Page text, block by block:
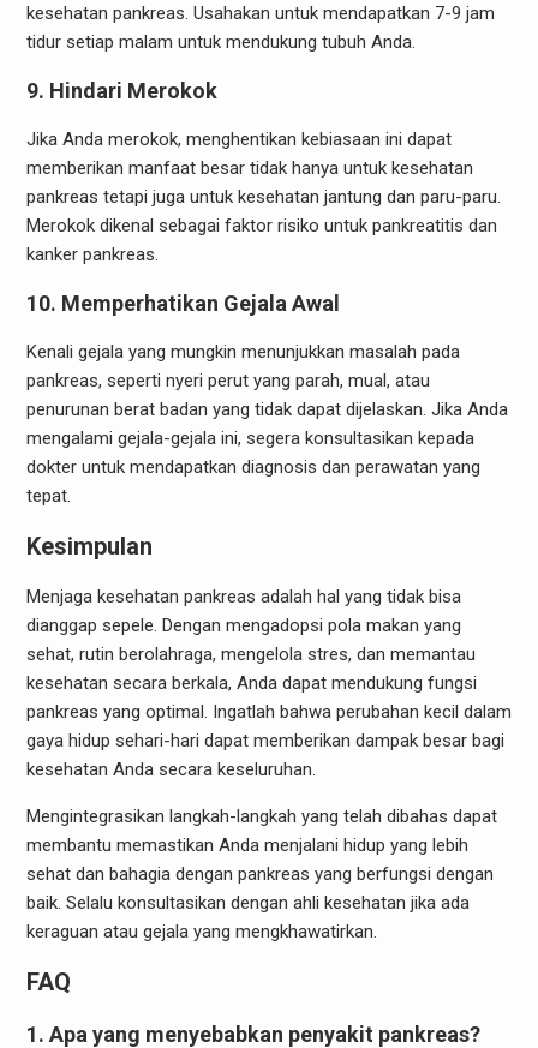
kesehatan pankreas. Usahakan untuk mendapatkan 7-9 jam
tidur setiap malam untuk mendukung tubuh Anda.
9. Hindari Merokok
Jika Anda merokok, menghentikan kebiasaan ini dapat
memberikan manfaat besar tidak hanya untuk kesehatan
pankreas tetapi juga untuk kesehatan jantung dan paru-paru.
Merokok dikenal sebagai faktor risiko untuk pankreatitis dan
kanker pankreas.
10. Memperhatikan Gejala Awal
Kenali gejala yang mungkin menunjukkan masalah pada
pankreas, seperti nyeri perut yang parah, mual, atau
penurunan berat badan yang tidak dapat dijelaskan. Jika Anda
mengalami gejala-gejala ini, segera konsultasikan kepada
dokter untuk mendapatkan diagnosis dan perawatan yang
tepat.
Kesimpulan
Menjaga kesehatan pankreas adalah hal yang tidak bisa
dianggap sepele. Dengan mengadopsi pola makan yang
sehat, rutin berolahraga, mengelola stres, dan memantau
kesehatan secara berkala, Anda dapat mendukung fungsi
pankreas yang optimal. Ingatlah bahwa perubahan kecil dalam
gaya hidup sehari-hari dapat memberikan dampak besar bagi
kesehatan Anda secara keseluruhan.
Mengintegrasikan langkah-langkah yang telah dibahas dapat
membantu memastikan Anda menjalani hidup yang lebih
sehat dan bahagia dengan pankreas yang berfungsi dengan
baik. Selalu konsultasikan dengan ahli kesehatan jika ada
keraguan atau gejala yang mengkhawatirkan.
FAQ
1. Apa yang menyebabkan penyakit pankreas?